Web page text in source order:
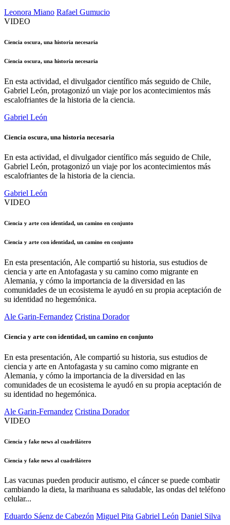
Leonora Miano Rafael Gumucio
VIDEO
Ciencia oscura, una historia necesaria
Ciencia oscura, una historia necesaria
En esta actividad, el divulgador científico más seguido de Chile,
Gabriel León, protagonizó un viaje por los acontecimientos más
escalofriantes de la historia de la ciencia.
Gabriel León
Ciencia oscura, una historia necesaria
En esta actividad, el divulgador científico más seguido de Chile,
Gabriel León, protagonizó un viaje por los acontecimientos más
escalofriantes de la historia de la ciencia.
Gabriel León
VIDEO
Ciencia y arte con identidad, un camino en conjunto
Ciencia y arte con identidad, un camino en conjunto
En esta presentación, Ale compartió su historia, sus estudios de
ciencia y arte en Antofagasta y su camino como migrante en
Alemania, y cómo la importancia de la diversidad en las
comunidades de un ecosistema le ayudó en su propia aceptación de
su identidad no hegemónica.
Ale Garin-Fernandez Cristina Dorador
Ciencia y arte con identidad, un camino en conjunto
En esta presentación, Ale compartió su historia, sus estudios de
ciencia y arte en Antofagasta y su camino como migrante en
Alemania, y cómo la importancia de la diversidad en las
comunidades de un ecosistema le ayudó en su propia aceptación de
su identidad no hegemónica.
Ale Garin-Fernandez Cristina Dorador
VIDEO
Ciencia y fake news al cuadrilátero
Ciencia y fake news al cuadrilátero
Las vacunas pueden producir autismo, el cáncer se puede combatir
cambiando la dieta, la marihuana es saludable, las ondas del teléfono
celular...
Eduardo Sáenz de Cabezón Miguel Pita Gabriel León Daniel Silva